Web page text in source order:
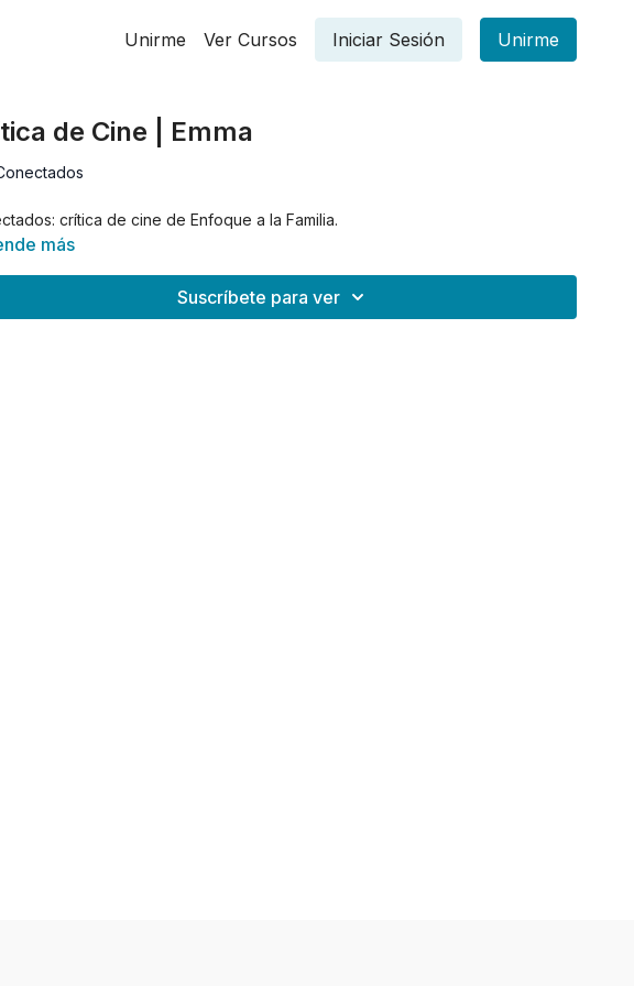
Unirme Ver Cursos Iniciar Sesión Unirme
de Cine | Emma
crítica de cine de Enfoque a la Familia.
más
Suscríbete para ver